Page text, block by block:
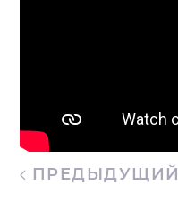
ПРЕДЫДУЩИЙ